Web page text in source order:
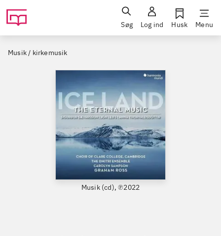
Søg Log ind Husk Menu
Musik / kirkemusik
Musik (cd), ℗2022